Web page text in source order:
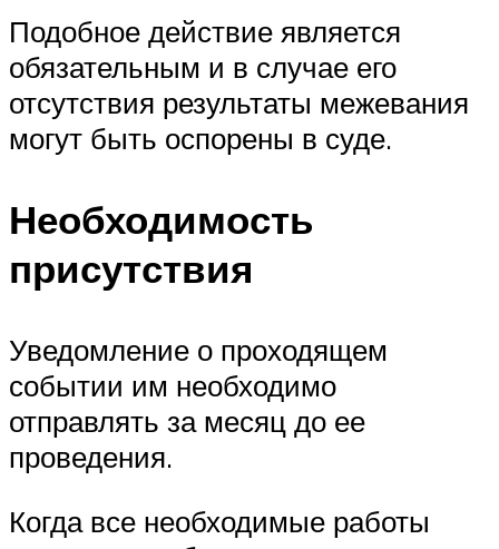
Подобное действие является
обязательным и в случае его
отсутствия результаты межевания
могут быть оспорены в суде.
Необходимость
присутствия
Уведомление о проходящем
событии им необходимо
отправлять за месяц до ее
проведения.
Когда все необходимые работы